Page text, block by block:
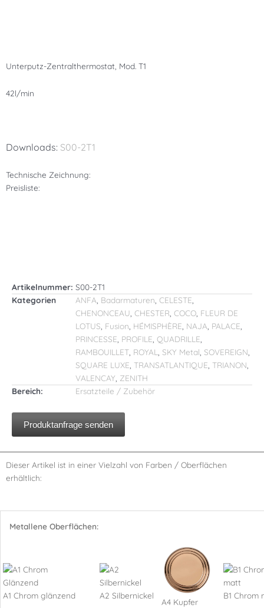
Unterputz-Zentralthermostat, Mod. T1
42l/min
Downloads: S00-2T1
Technische Zeichnung:
Preisliste:
Artikelnummer: S00-2T1
Kategorien
ANFA Badarmaturen CELESTE
CHENONCEAU CHESTER COCO FLEUR DE
LOTUS Fusion HÉMISPHÈRE NAJA PALACE
PRINCESSE PROFILE QUADRILLE
RAMBOUILLET ROYAL SKY Metal SOVEREIGN
SQUARE LUXE TRANSATLANTIQUE TRIANON
VALENCAY ZENITH
Bereich:
Ersatzteile / Zubehör
Produktanfrage senden
Dieser Artikel ist in einer Vielzahl von Farben / Oberflächen
erhältlich:
Metallene Oberflächen:
A1 Chrom glänzend A2 Silbernickel
A4 Kupfer
B1 Chrom